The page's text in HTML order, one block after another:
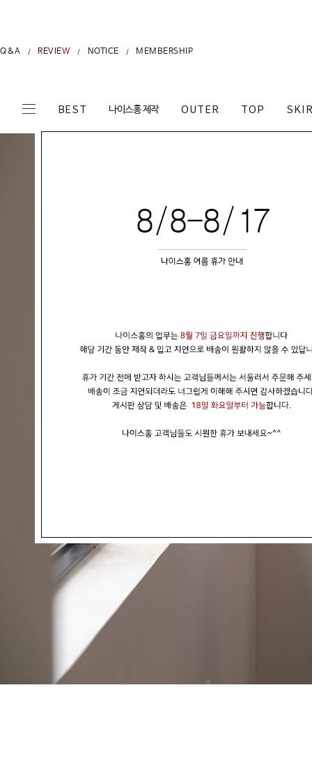
Q&A / REVIEW / NOTICE / MEMBERSHIP
BEST 나이스홍 제작 OUTER TOP
현재의 메세지창을 다시 표시하지 않음